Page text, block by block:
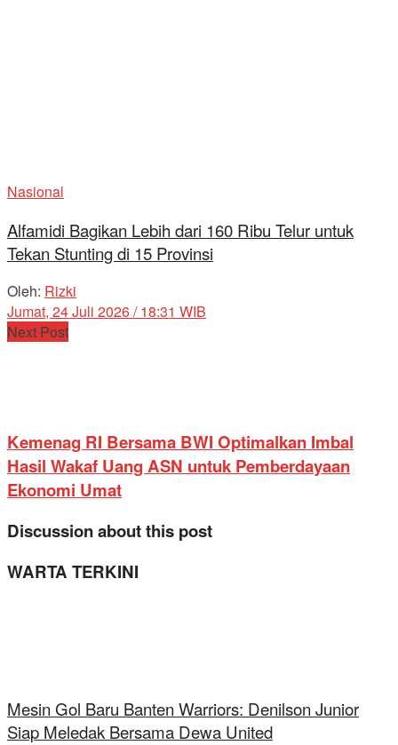
Nasional
Alfamidi Bagikan Lebih dari 160 Ribu Telur untuk
Tekan Stunting di 15 Provinsi
Oleh: Rizki
Jumat, 24 Juli 2026 / 18:31 WIB
Next Post
Kemenag RI Bersama BWI Optimalkan Imbal
Hasil Wakaf Uang ASN untuk Pemberdayaan
Ekonomi Umat
Discussion about this post
WARTA TERKINI
Mesin Gol Baru Banten Warriors: Denilson Junior
Siap Meledak Bersama Dewa United